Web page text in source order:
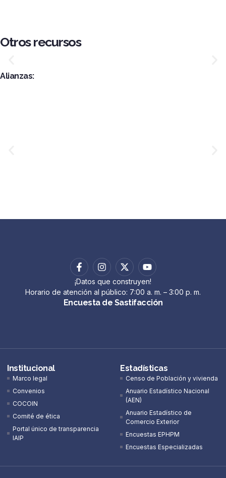
Otros recursos
2026
Alianzas:
¡Datos que construyen!
Horario de atención al público: 7:00 a. m. – 3:00 p. m.
Encuesta de Sastifacción
Institucional
Marco legal
Convenios
COCOIN
Comité de ética
Portal único de transparencia
IAIP
Estadísticas
Censo de Población y vivienda
Anuario Estadístico Nacional
(AEN)​
Anuario Estadístico de
Comercio Exterior
Encuestas EPHPM
Encuestas Especializadas